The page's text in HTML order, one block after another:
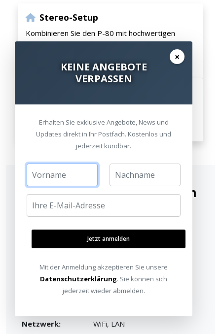
Stereo-Setup
Kombinieren Sie den P-80 mit hochwertigen
Verstärkernundweiterem Zubehör .
Technische Spezifikationen
Kanäle:
Klangregelung:
Bass 100Hz ±10dB / Höhen
10kHz ±10dB
Netzwerk:
WiFi, LAN
×
KEINE ANGEBOTE
VERPASSEN
Erhalten Sie exklusive Angebote, News und
Updates direkt in Ihr Postfach. Kostenlos und
jederzeit kündbar.
Jetzt anmelden
Mit der Anmeldung akzeptieren Sie unsere
Datenschutzerklärung. Sie können sich
jederzeit wieder abmelden.